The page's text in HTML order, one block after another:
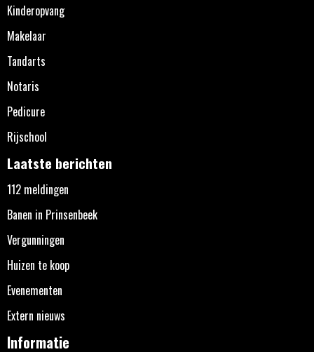
Kinderopvang
Makelaar
Tandarts
Notaris
Pedicure
Rijschool
Laatste berichten
112 meldingen
Banen in Prinsenbeek
Vergunningen
Huizen te koop
Evenementen
Extern nieuws
Informatie